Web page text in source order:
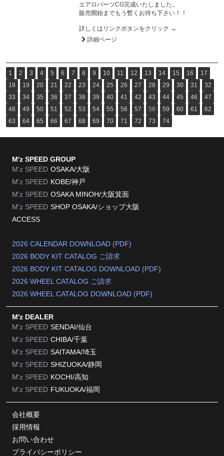
エアロパーツCG完成いたしました。
販売開始までもう暫くお待ち下さい！！
詳しくはリンクボタンをクリック →
詳細ページ
1 2 3 4 5 6 7 8 9 10 11 12 13 14 15 16
17
18
19 20 21 22 23 24 25 26 27 28 29 30 31
32
33
34 35 36 37 38 39 40 41 42 43 44 45 46
47
48
49 50 51 52 53 54 55 56 57 58 59 60 61
62
63
64 65 66 67 68 69 70 71 72 73 74
M'z SPEED GROUP
M'z SPEED OSAKA/大阪
M'z SPEED KOBE/神戸
M'z SPEED OSAKA MINOH/大阪箕面
M'z SPEED SHOP OSAKA/ショップ大阪
ACCESS
2026 CALENDAR DOWNLOAD (PDF)
2026 BODY KIT CATALOG ご請求
2026 BODY KIT CATALOG DOWNLOAD (PDF)
2026 WHEEL CATALOG ご請求
2026 WHEEL CATALOG DOWNLOAD (PDF)
M'z DEALER
M'z SPEED SENDAI/仙台
M'z SPEED CHIBA/千葉
M'z SPEED SAITAMA/埼玉
M'z SPEED SHIZUOKA/静岡
M'z SPEED KOCHI/高知
M'z SPEED FUKUOKA/福岡
会社概要
採用情報
お問い合わせ
プライバシーポリシー